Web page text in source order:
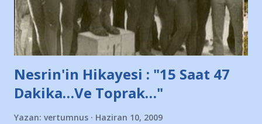
de kınıyoruz'' diye de eklemiş .. Blogumuzda okuduğum bu
yazının hemen ardından bu habe...
Nesrin'in Hikayesi : "15 Saat 47
Dakika…Ve Toprak…"
Yazan: vertumnus Haziran 10, 2009